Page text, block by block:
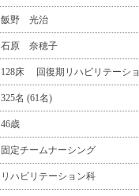
飯野 光治
石原 奈穂子
128床 回復期リハビリテーシ
325名 (61名)
46歳
固定チームナーシング
リハビリテーション科